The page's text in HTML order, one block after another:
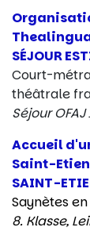
SÉJOUR
Court-
théâtrale
Séjour
Accueil
Saint-
SAINT-
Saynètes
8. Klasse,